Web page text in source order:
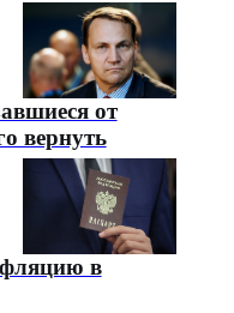
от
вернуть
в